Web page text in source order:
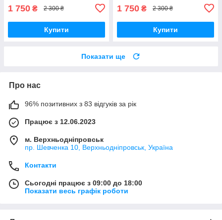
1 750 ₴ 2 300 ₴
Купити
1 750 ₴ 2 300 ₴
Купити
Показати ще
Про нас
96% позитивних з 83 відгуків за рік
Працює з 12.06.2023
м. Верхньодніпровськ
пр. Шевченка 10, Верхньодніпровськ, Україна
Контакти
Сьогодні працює з 09:00 до 18:00
Показати весь графік роботи